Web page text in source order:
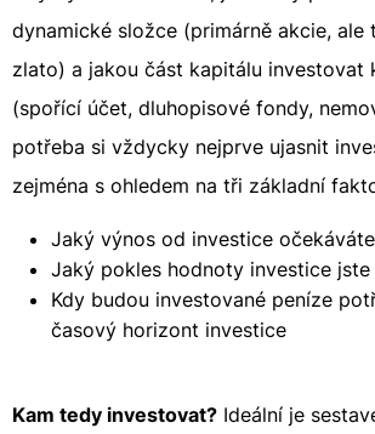
dynamické složce (primárně akcie, ale
zlato) a jakou část kapitálu investovat
(spořící účet, dluhopisové fondy,
potřeba si vždycky nejprve ujasnit
zejména s ohledem na tři základní
Jaký výnos od investice očekáváte
Jaký pokles hodnoty investice
Kdy budou investované peníze
časový horizont investice
Kam tedy investovat? Ideální je